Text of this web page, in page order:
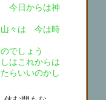
日からは神
は 今は時
しょう
れからは
のかし